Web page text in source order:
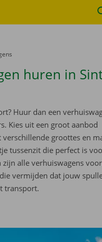
huren in
Huur dan een
Kies uit een groot aanbod
groottes en
tussenzit die perfect is
zijn alle verhuiswagens
vermijden dat jouw
transport.